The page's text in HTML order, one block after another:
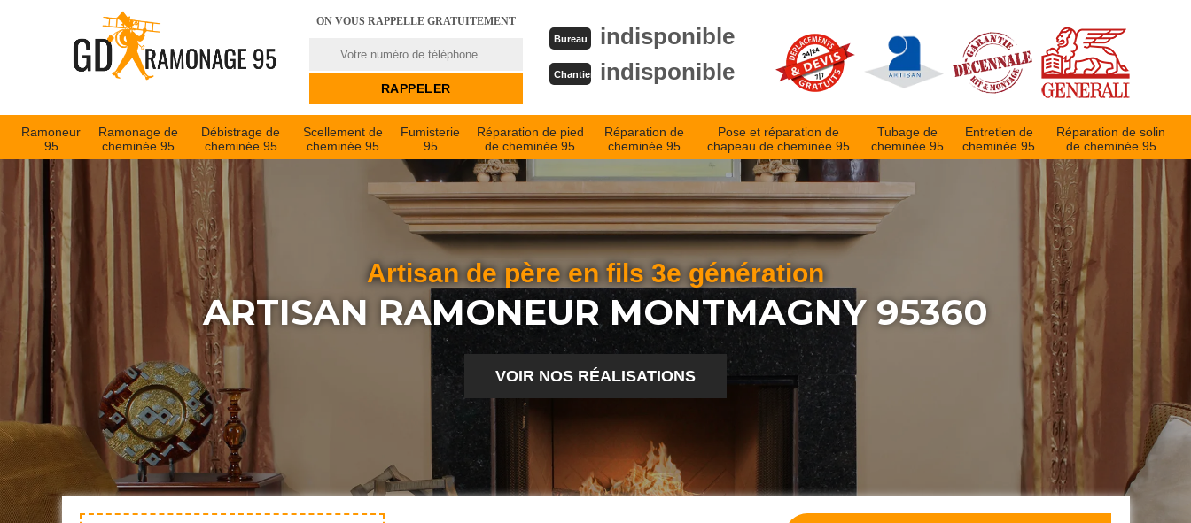
ON VOUS RAPPELLE GRATUITEMENT
Bureau indisponible
Chantier indisponible
Ramoneur
95
Ramonage de
cheminée 95
Débistrage de
cheminée 95
Scellement de
cheminée 95
Fumisterie
95
Réparation de pied
de cheminée 95
Réparation de
cheminée 95
Pose et réparation de
chapeau de cheminée 95
Tubage de
cheminée 95
Entretien de
cheminée 95
Réparation de solin
de cheminée 95
Artisan de père en fils 3e génération
ARTISAN RAMONEUR MONTMAGNY 95360
VOIR NOS RÉALISATIONS